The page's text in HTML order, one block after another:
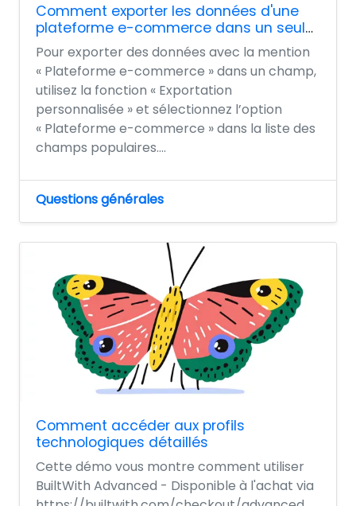
Comment exporter les données d'une
plateforme e-commerce dans un seul
champ ?
Pour exporter des données avec la mention
« Plateforme e-commerce » dans un champ,
utilisez la fonction « Exportation
personnalisée » et sélectionnez l’option
« Plateforme e-commerce » dans la liste des
champs populaires....
Questions générales
Comment accéder aux profils
technologiques détaillés
Cette démo vous montre comment utiliser
BuiltWith Advanced - Disponible à l'achat via